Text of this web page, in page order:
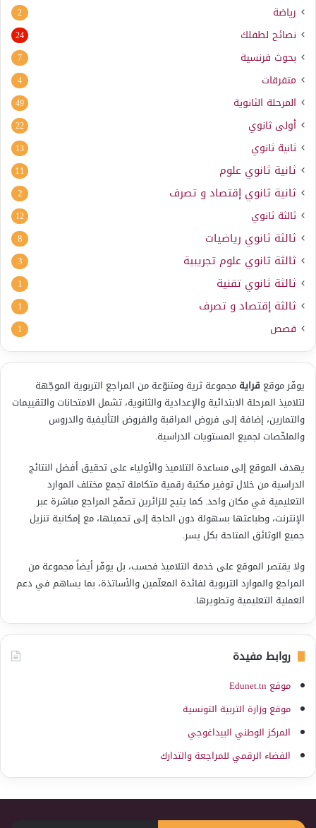
رياضة 2
نصائح لطفلك 24
بحوث فرنسية 7
متفرقات 4
المرحلة الثانوية 49
أولى ثانوي 22
ثانية ثانوي 13
ثانية ثانوي علوم 11
ثانية ثانوي إقتصاد و تصرف 2
ثالثة ثانوي 12
ثالثة ثانوي رياضيات 8
ثالثة ثانوي علوم تجريبية 3
ثالثة ثانوي تقنية 1
ثالثة إقتصاد و تصرف 1
قصص 1
يوفّر موقع قرايةمجموعة ثرية ومتنوّعة من المراجع التربوية الموجّهة
لتلاميذ المرحلة الابتدائية والإعدادية والثانوية، تشمل الامتحانات والتقييمات
والتمارين، إضافة إلى فروض المراقبة والفروض التأليفية والدروس
والملخّصات لجميع المستويات الدراسية.
يهدف الموقع إلى مساعدة التلاميذ والأولياء على تحقيق أفضل النتائج
الدراسية من خلال توفير مكتبة رقمية متكاملة تجمع مختلف الموارد
التعليمية في مكان واحد. كما يتيح للزائرين تصفّح المراجع مباشرة عبر
الإنترنت، وطباعتها بسهولة دون الحاجة إلى تحميلها، مع إمكانية تنزيل
جميع الوثائق المتاحة بكل يسر.
ولا يقتصر الموقع على خدمة التلاميذ فحسب، بل يوفّر أيضاً مجموعة من
المراجع والموارد التربوية لفائدة المعلّمين والأساتذة، بما يساهم في دعم
العملية التعليمية وتطويرها.
روابط مفيدة
موقع Edunet.tn
موقع وزارة التربية التونسية
المركز الوطني البيداغوجي
الفضاء الرقمي للمراجعة والتدارك